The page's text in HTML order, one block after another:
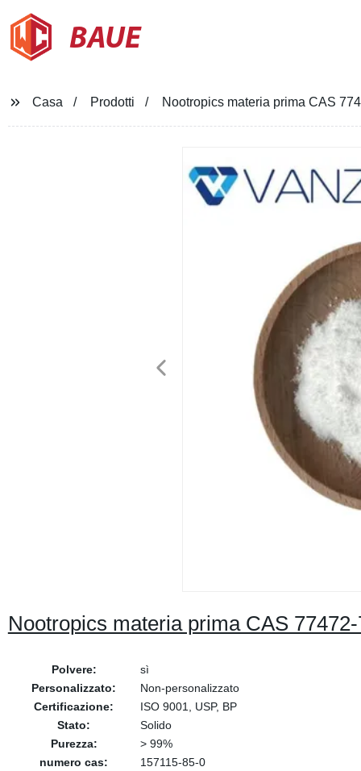
BAUE
Casa Prodotti Nootropics materia prima CAS
Nootropics materia prima CAS
Polvere:
sì
Personalizzato:
Non-personalizzato
Certificazione:
ISO 9001, USP, BP
Stato:
Solido
Purezza:
> 99%
numero cas:
157115-85-0